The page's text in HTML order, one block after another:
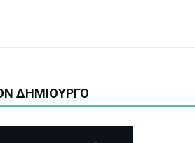
ΔΗΜΙΟΥΡΓΟ